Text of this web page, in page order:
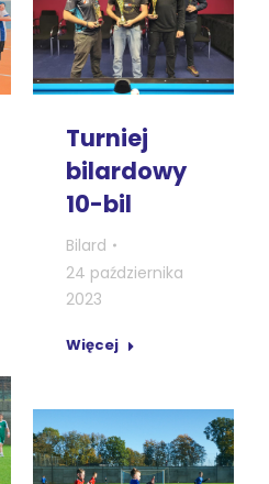
Turniej
bilardowy
10-bil
Bilard
24 października
2023
Więcej